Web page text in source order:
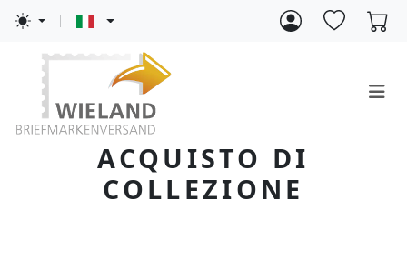
ACQUISTO DI
COLLEZIONE